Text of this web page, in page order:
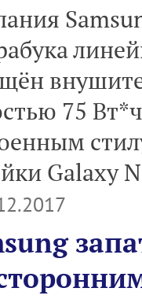
75
Galaxy